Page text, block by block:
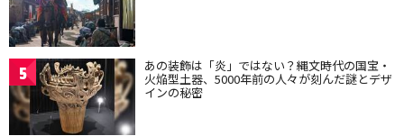
5 あの装飾は「炎」ではない？縄文時代の国宝・
火焔型土器、5000年前の人々が刻んだ謎とデザ
インの秘密